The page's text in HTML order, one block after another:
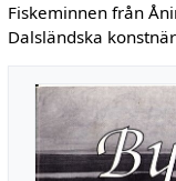
Fiskeminnen från
Dalsländska